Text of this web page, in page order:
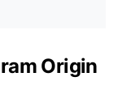
Origin